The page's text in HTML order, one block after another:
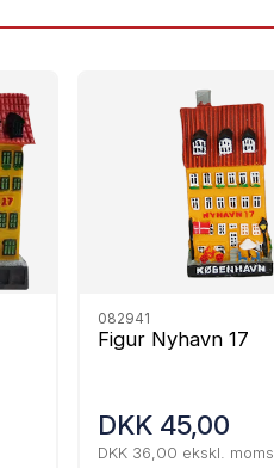
082941
Figur Nyhavn 17
DKK 45,00
DKK 36,00 ekskl. moms